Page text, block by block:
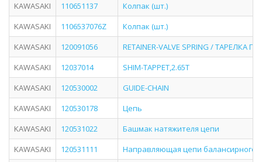
KAWASAKI
110651137
Колпак (шт.)
KAWASAKI
1106537076Z
Колпак (шт.)
KAWASAKI
120091056
RETAINER-VALVE SPRING / ТАРЕЛКА
KAWASAKI
12037014
SHIM-TAPPET,2.65T
KAWASAKI
120530002
GUIDE-CHAIN
KAWASAKI
120530178
Цепь
KAWASAKI
120531022
Башмак натяжителя цепи
KAWASAKI
120531111
Направляющая цепи балансирного